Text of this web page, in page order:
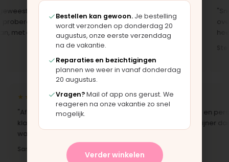
in
Fijn
eerlijk
koopt. De wagen was
gecontroleerd en direct klaar voor
gebruik."
Marit · Kinderwagen
over
★★★★★
"Afgehaald in Moordrecht, stond
klaar en werd nog even nagelopen
waar we bij waren."
Samira · Buggy
★★★★★
"Scherpe prijs en
service. Veel fijner
Jelle · Buggy
Bestellen kan gewoon. Je bestelling
wordt verzonden op donderdag 20
augustus, onze eerste verzenddag
na de vakantie.
Reparaties en bezichtigingen
plannen we weer in vanaf donderdag
20 augustus.
Vragen?Mail of app ons gerust. We
reageren na onze vakantie zo snel
mogelijk.
Verder winkelen